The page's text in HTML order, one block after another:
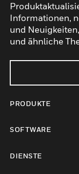
Informationen,
und
und ähnliche
PRODUKTE
SOFTWARE
DIENSTE